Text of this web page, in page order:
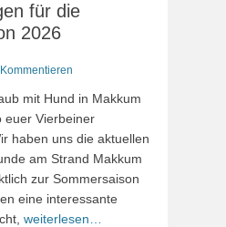
für die
2026
Kommentieren
mit Hund in Makkum
euer Vierbeiner
haben uns die aktuellen
am Strand Makkum
zur Sommersaison
eine interessante
weiterlesen…